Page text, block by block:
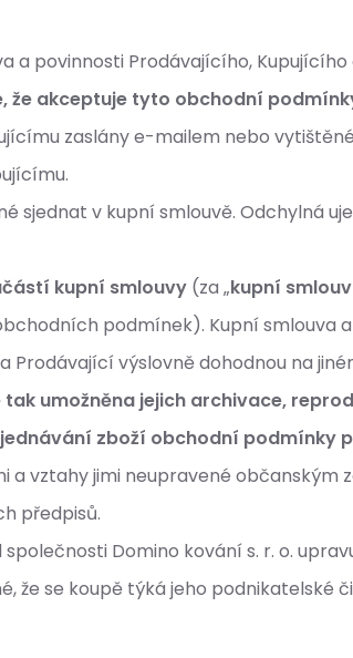
povinnosti Prodávajícího, Kupujícího
akceptuje tyto obchodní
zaslány e-mailem nebo
sjednat v kupní smlouvě. Odchylná
kupní smlouvy (za „kupní
podmínek). Kupní
Prodávající výslovně dohodnou na
umožněna jejich archivace,
zboží obchodní podmínky
vztahy jimi neupravené občanským
předpisů.
Domino kování s. r. o.
že se koupě týká jeho podnikatelské